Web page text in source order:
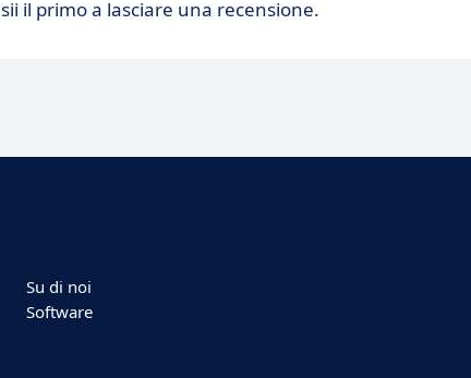
il primo a lasciare una recensione.
Su di noi
Software